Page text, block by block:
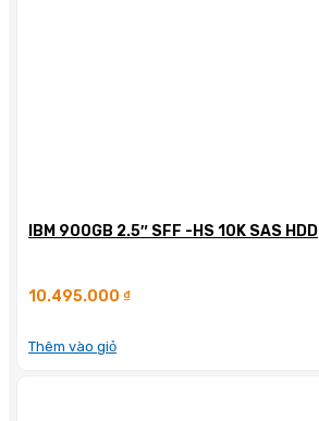
IBM 900GB 2.5″ SFF -HS 10K SAS HDD
10.495.000 ₫
Thêm vào giỏ